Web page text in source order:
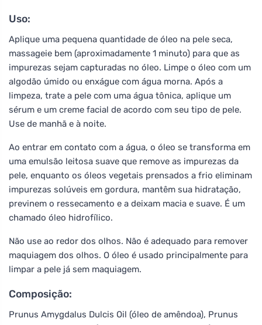
Uso:
Aplique uma pequena quantidade de óleo na pele seca,
massageie bem (aproximadamente 1 minuto) para que as
impurezas sejam capturadas no óleo. Limpe o óleo com um
algodão úmido ou enxágue com água morna. Após a
limpeza, trate a pele com uma água tônica, aplique um
sérum e um creme facial de acordo com seu tipo de pele.
Use de manhã e à noite.
Ao entrar em contato com a água, o óleo se transforma em
uma emulsão leitosa suave que remove as impurezas da
pele, enquanto os óleos vegetais prensados a frio eliminam
impurezas solúveis em gordura, mantêm sua hidratação,
previnem o ressecamento e a deixam macia e suave. É um
chamado óleo hidrofílico.
Não use ao redor dos olhos. Não é adequado para remover
maquiagem dos olhos. O óleo é usado principalmente para
limpar a pele já sem maquiagem.
Composição:
Prunus Amygdalus Dulcis Oil (óleo de amêndoa), Prunus